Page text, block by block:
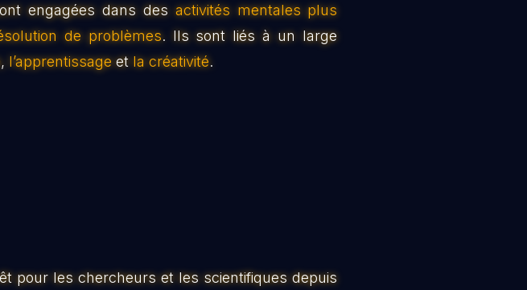
engagées dans des activités mentales plus
de problèmes. Ils sont liés à un large
, l’apprentissageet la créativité.
pour les chercheurs et les scientifiques depuis